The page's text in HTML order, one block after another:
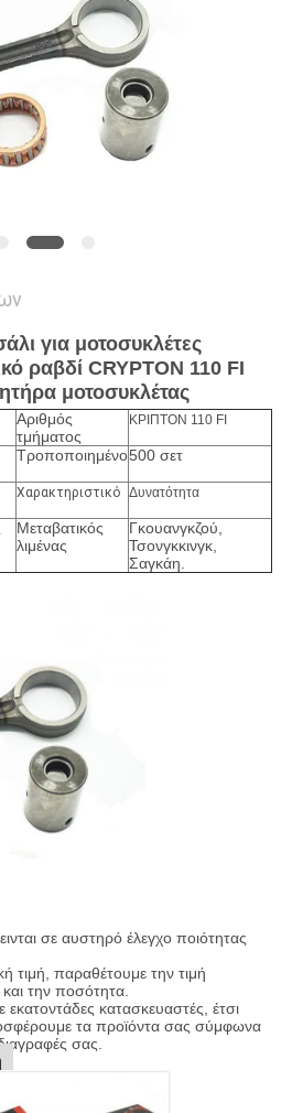
για μοτοσυκλέτες
ραβδί CRYPTON 110 FI
μοτοσυκλέτας
Αριθμός
τμήματος
ΚΡΙΠΤΟΝ 110 FI
Τροποποιημένο500 σετ
Χαρακτηριστικό Δυνατότητα
Μεταβατικός
λιμένας
Γκουανγκζού,
Τσονγκκινγκ,
Σαγκάη.
σε αυστηρό έλεγχο ποιότητας
τιμή, παραθέτουμε την τιμή
την ποσότητα.
κατασκευαστές, έτσι
τα προϊόντα σας σύμφωνα
σας.